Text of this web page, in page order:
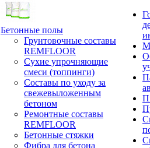
Бетонные полы
Грунтовочные составы
REMFLOOR
Сухие упрочняющие
смеси (топпинги)
Составы по уходу за
свежевыложенным
бетоном
Ремонтные составы
REMFLOOR
Бетонные стяжки
Фибра для бетона